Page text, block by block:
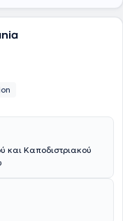
και Καποδιστριακού